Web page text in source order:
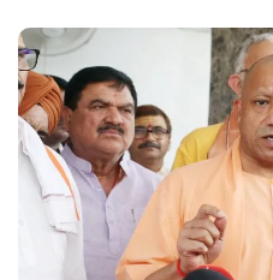
ताकि विद्यार्थियों और आम नागरिकों